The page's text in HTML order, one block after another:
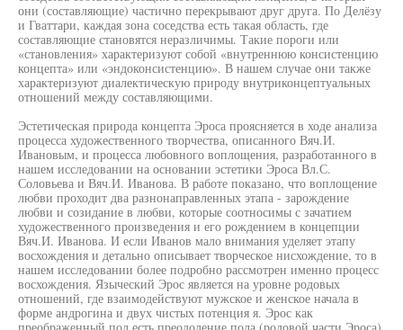
они (составляющие) частично перекрывают друг друга. По Делёзу
и Гваттари, каждая зона соседства есть такая область, где
составляющие становятся неразличимы. Такие пороги или
«становления» характеризуют собой «внутреннюю консистенцию
концепта» или «эндоконсистенцию». В нашем случае они также
характеризуют диалектическую природу внутриконцептуальных
отношений между составляющими.
Эстетическая природа концепта Эроса проясняется в ходе анализа
процесса художественного творчества, описанного Вяч.И.
Ивановым, и процесса любовного воплощения, разработанного в
нашем исследовании на основании эстетики Эроса Вл.С.
Соловьева и Вяч.И. Иванова. В работе показано, что воплощение
любви проходит два разнонаправленных этапа - зарождение
любви и созидание в любви, которые соотносимы с зачатием
художественного произведения и его рождением в концепции
Вяч.И. Иванова. И если Иванов мало внимания уделяет этапу
восхождения и детально описывает творческое нисхождение, то в
нашем исследовании более подробно рассмотрен именно процесс
восхождения. Языческий Эрос является на уровне родовых
отношений, где взаимодействуют мужское и женское начала в
форме андрогина и двух чистых потенция я. Эрос как